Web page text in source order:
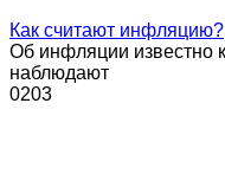
Как считают инфляцию?
Об инфляции известно
наблюдают
0203